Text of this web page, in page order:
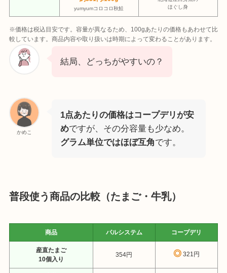
yumyumコロコロ秋鮭
ほぐし身
※価格は税込目安です。容量が異なるため、100gあたりの価格もあわせて比
較しています。商品内容や取り扱いは時期によって変わることがあります。
結局、どっちがやすいの？
かめこ
1点あたりの価格はコープデリが安
めですが、その分容量も少なめ。
グラム単位ではほぼ互角です。
普段使う商品の比較（たまご・牛乳）
商品 パルシステム コープデリ
産直たまご
10個入り
354円 ◎321円